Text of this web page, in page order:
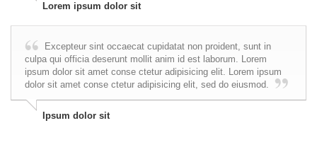
Lorem ipsum dolor sit
Excepteur sint occaecat cupidatat non proident, sunt in
culpa qui officia deserunt mollit anim id est laborum. Lorem
ipsum dolor sit amet conse ctetur adipisicing elit. Lorem ipsum
dolor sit amet conse ctetur adipisicing elit, sed do eiusmod.
Ipsum dolor sit